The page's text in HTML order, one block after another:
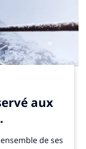
l’esprit de la
des polos, des t-
des accessoires
de cette